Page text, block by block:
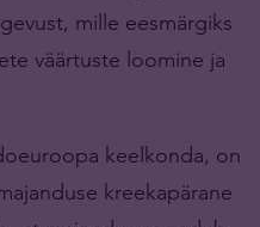
mille eesmärgiks
väärtuste loomine ja
keelkonda, on
kreekapärane